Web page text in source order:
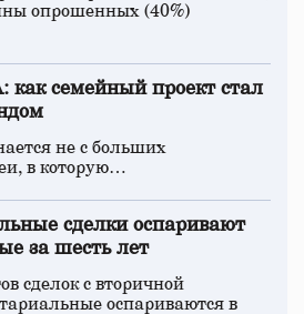
опрошенных (40%)
как семейный проект стал
не с больших
в которую…
сделки оспаривают
за шесть лет
сделок с вторичной
оспариваются в